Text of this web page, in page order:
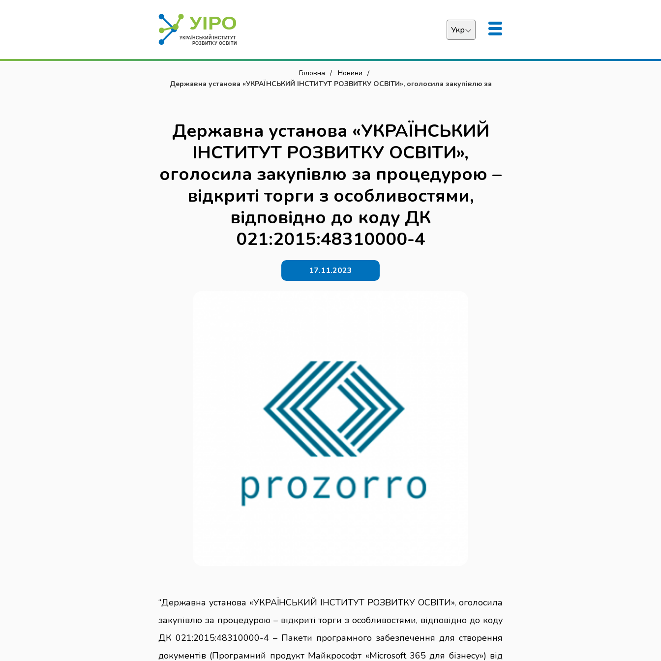
Укр
Головна
Новини
Державна установа «УКРАЇНСЬКИЙ ІНСТИТУТ РОЗВИТКУ ОСВІТИ», оголосила закупівлю за
Державна установа «УКРАЇНСЬКИЙ
ІНСТИТУТ РОЗВИТКУ ОСВІТИ»,
оголосила закупівлю за процедурою –
відкриті торги з особливостями,
відповідно до коду ДК
021:2015:48310000-4
17.11.2023
“Державна установа «УКРАЇНСЬКИЙ ІНСТИТУТ РОЗВИТКУ ОСВІТИ», оголосила
закупівлю за процедурою – відкриті торги з особливостями, відповідно до коду
ДК 021:2015:48310000-4 – Пакети програмного забезпечення для створення
документів (Програмний продукт Майкрософт «Microsoft 365 для бізнесу») від